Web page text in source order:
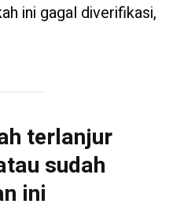
ini gagal diverifikasi,
terlanjur
sudah
ini